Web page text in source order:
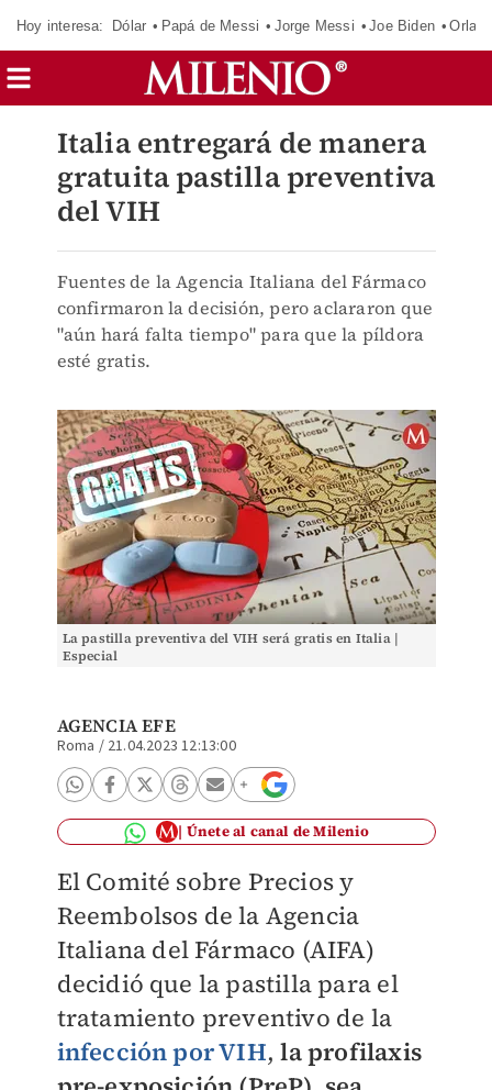
Hoy interesa: Dólar Papá de Messi Jorge Messi Joe Biden
Italia entregará de manera
gratuita pastilla preventiva
del VIH
Fuentes de la Agencia Italiana del Fármaco
confirmaron la decisión, pero aclararon que
"aún hará falta tiempo" para que la píldora
esté gratis.
La pastilla preventiva del VIH será gratis en Italia |
Especial
AGENCIA EFE
Roma / 21.04.2023 12:13:00
Únete al canal de Milenio
El Comité sobre Precios y
Reembolsos de la Agencia
Italiana del Fármaco (AIFA)
decidió que la pastilla para el
tratamiento preventivo de la
infección por VIH,la profilaxis